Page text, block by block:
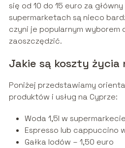
się od 10 do 15 euro za
supermarketach są nieco
czyni je popularnym wyborem
zaoszczędzić.
Jakie są koszty życia
Poniżej przedstawiamy
produktów i usług na Cyprze:
Woda 1,5l w
Espresso lub cappuccino
Gałka lodów – 1,50 euro